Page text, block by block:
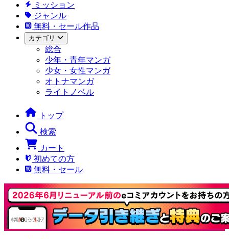
ミッション
ジャンル
無料・セール作品
カテゴリ
総合
少年・青年マンガ
少女・女性マンガ
オトナマンガ
ライトノベル
トップ
検索
カート
初めての方
無料・セール